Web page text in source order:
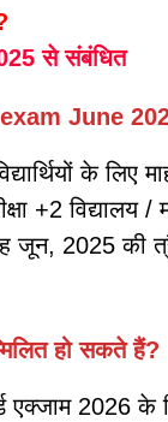
से संबंधित
June
के
+2 विद्यालय /
जून, 2025 की
हो सकते हैं?
एक्जाम 2026